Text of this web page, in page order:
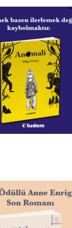
göre,
%5’inin
geçemiyorum.
200.000’i
ve kanıtın evrimi
parçaları
tesadüf”,
yok”,
internet
dâhil merak